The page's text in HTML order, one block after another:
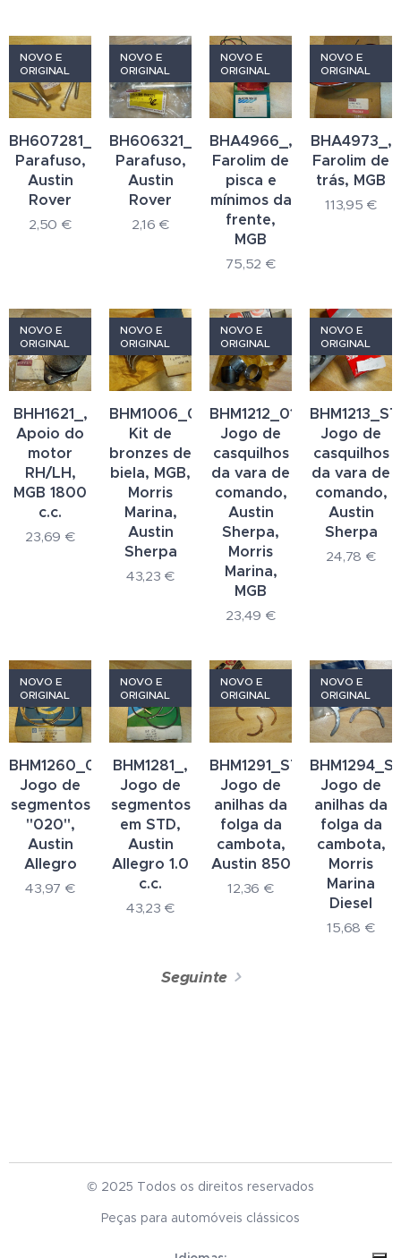
BH607281_,
Parafuso,
Austin
Rover
NOVO E
ORIGINAL
2,50 €
BH606321_,
Parafuso,
Austin
Rover
NOVO E
ORIGINAL
2,16 €
BHA4966_,
Farolim de
pisca e
mínimos da
frente,
MGB
NOVO E
ORIGINAL
75,52 €
BHA4973_,
Farolim de
trás, MGB
NOVO E
ORIGINAL
113,95 €
BHH1621_,
Apoio do
motor
RH/LH,
MGB 1800
c.c.
NOVO E
ORIGINAL
23,69 €
BHM1006_020_,
Kit de
bronzes de
biela, MGB,
Morris
Marina,
Austin
Sherpa
NOVO E
ORIGINAL
43,23 €
BHM1212_010_,
Jogo de
casquilhos
da vara de
comando,
Austin
Sherpa,
Morris
Marina,
MGB
NOVO E
ORIGINAL
23,49 €
Jogo de
casquilhos
da vara de
comando,
Austin
Sherpa
NOVO E
ORIGINAL
24,78 €
BHM1260_020_,
Jogo de
segmentos
"020",
Austin
Allegro
NOVO E
ORIGINAL
43,97 €
BHM1281_,
Jogo de
segmentos
em STD,
Austin
Allegro 1.0
c.c.
NOVO E
ORIGINAL
43,23 €
BHM1291_STD_,
Jogo de
anilhas da
folga da
cambota,
Austin 850
NOVO E
ORIGINAL
12,36 €
Jogo de
anilhas da
folga da
cambota,
Morris
Marina
Diesel
NOVO E
ORIGINAL
15,68 €
Seguinte
© 2025 Todos os direitos reservados
Peças para automóveis clássicos